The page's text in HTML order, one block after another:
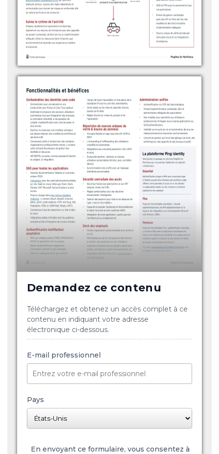
Demandez ce contenu
Téléchargez et obtenez un accès complet à ce
contenu en indiquant votre adresse
électronique ci-dessous.
E-mail professionnel
Pays
En envoyant ce formulaire, vous consentez à